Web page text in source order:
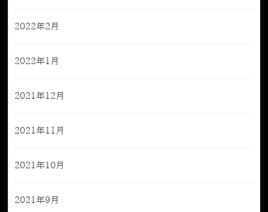
2022年2月
2022年1月
2021年12月
2021年11月
2021年10月
2021年9月